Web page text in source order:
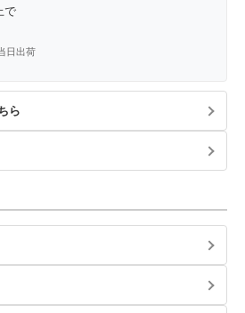
で
日出荷
ら